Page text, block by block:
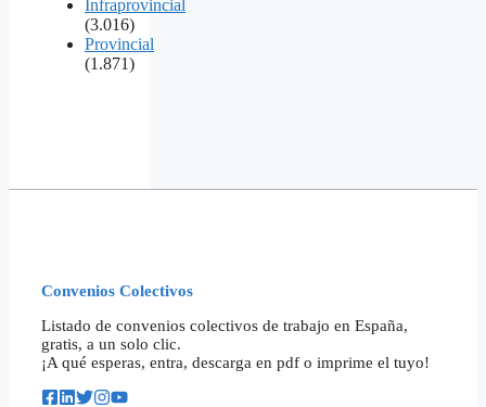
Infraprovincial
(3.016)
Provincial
(1.871)
Convenios Colectivos
Listado de convenios colectivos de trabajo en España,
gratis, a un solo clic.
¡A qué esperas, entra, descarga en pdf o imprime el tuyo!